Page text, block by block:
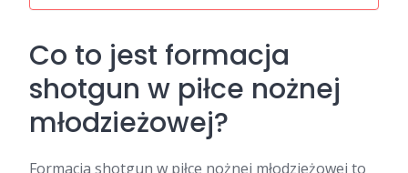
Co to jest formacja
shotgun w piłce nożnej
młodzieżowej?
Formacja shotgun w piłce nożnej młodzieżowej to